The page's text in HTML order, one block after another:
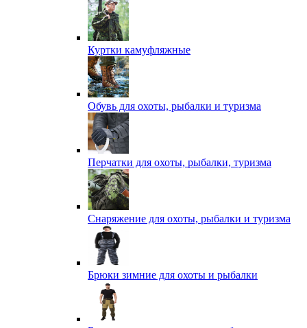
Куртки камуфляжные
Обувь для охоты, рыбалки и туризма
Перчатки для охоты, рыбалки, туризма
Снаряжение для охоты, рыбалки и туризма
Брюки зимние для охоты и рыбалки